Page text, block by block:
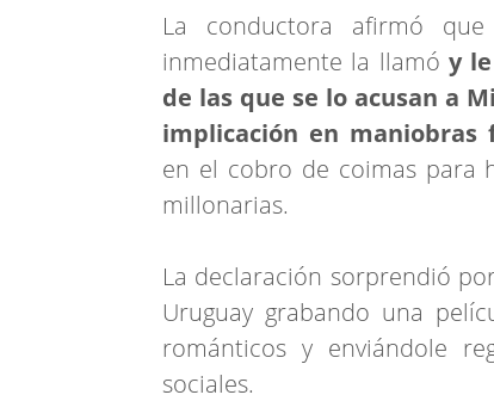
La conductora afirmó
inmediatamente la llamó y
de las que se lo acusan a
implicación en maniobras
en el cobro de coimas para
millonarias.
La declaración sorprendió
Uruguay grabando una
románticos y enviándole
sociales.